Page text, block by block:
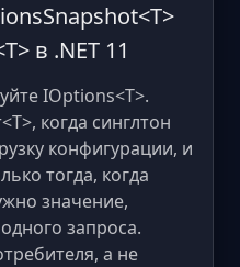
в .NET 11
IOptions<T>.
когда синглтон
конфигурации, и
тогда, когда
значение,
запроса.
а не